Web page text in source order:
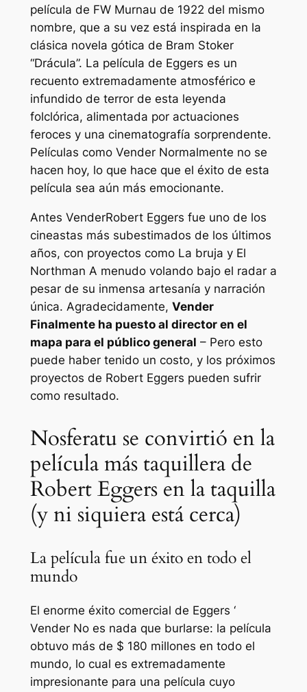
película de FW Murnau de 1922 del mismo
nombre, que a su vez está inspirada en la
clásica novela gótica de Bram Stoker
“Drácula”. La película de Eggers es un
recuento extremadamente atmosférico e
infundido de terror de esta leyenda
folclórica, alimentada por actuaciones
feroces y una cinematografía sorprendente.
Películas como VenderNormalmente no se
hacen hoy, lo que hace que el éxito de esta
película sea aún más emocionante.
Antes VenderRobert Eggers fue uno de los
cineastas más subestimados de los últimos
años, con proyectos como La bruja y El
Northman A menudo volando bajo el radar a
pesar de su inmensa artesanía y narración
única. Agradecidamente, Vender
Finalmente ha puesto al director en el
mapa para el público general – Pero esto
puede haber tenido un costo, y los próximos
proyectos de Robert Eggers pueden sufrir
como resultado.
Nosferatu se convirtió en la
película más taquillera de
Robert Eggers en la taquilla
(y ni siquiera está cerca)
La película fue un éxito en todo el
mundo
El enorme éxito comercial de Eggers ‘
VenderNo es nada que burlarse: la película
obtuvo más de $ 180 millones en todo el
mundo, lo cual es extremadamente
impresionante para una película cuyo